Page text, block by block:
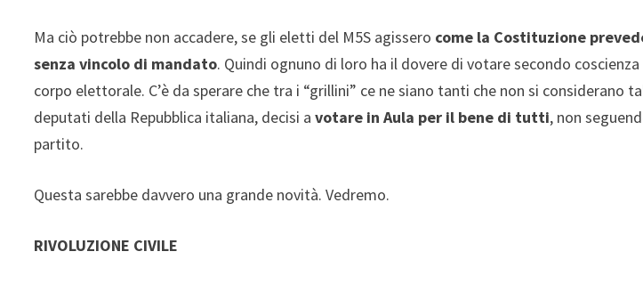
Ma ciò potrebbe non accadere, se gli eletti del M5S agissero come la Costituzione
senza vincolo di mandato. Quindi ognuno di loro ha il dovere di votare secondo
corpo elettorale. C’è da sperare che tra i “grillini” ce ne siano tanti che non si considerano
deputati della Repubblica italiana, decisi avotare in Aula per il bene di tutti, non
partito.
Questa sarebbe davvero una grande novità. Vedremo.
RIVOLUZIONE CIVILE